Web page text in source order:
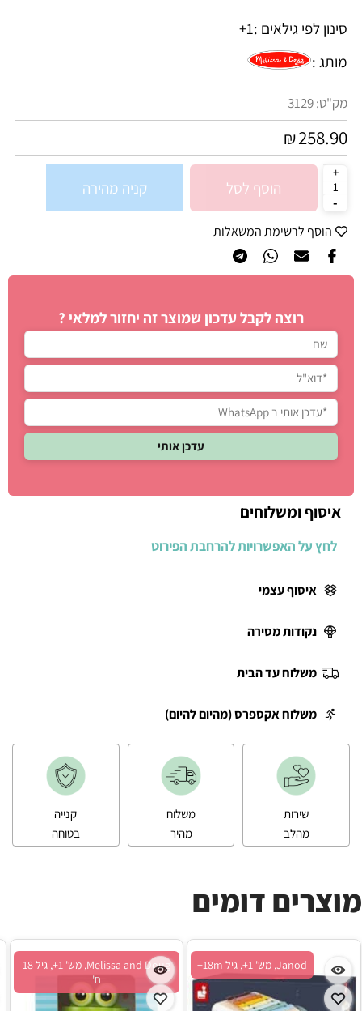
סינון לפי גילאים :1+
מותג :
מק"ט:3129
₪258.90
הוסף לסל קניה מהירה
הוסף לרשימת המשאלות
רוצה לקבל עדכון שמוצר זה יחזור למלאי ?
איסוף ומשלוחים
לחץ על האפשרויות להרחבת הפירוט
איסוף עצמי
נקודות מסירה
משלוח עד הבית
משלוח אקספרס (מהיום להיום)
שירות
מהלב
משלוח
מהיר
קנייה
בטוחה
מוצרים דומים
Melissa and Doug, מש' 1+, גיל 18
ח'
Janod, מש' 1+, גיל 18m+